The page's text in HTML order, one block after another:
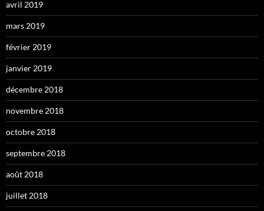
avril 2019
mars 2019
février 2019
janvier 2019
décembre 2018
novembre 2018
octobre 2018
septembre 2018
août 2018
juillet 2018